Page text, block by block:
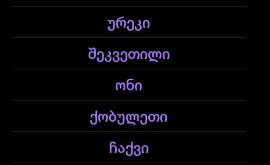
ურეკი
შეკვეთილი
ონი
ქობულეთი
ჩაქვი